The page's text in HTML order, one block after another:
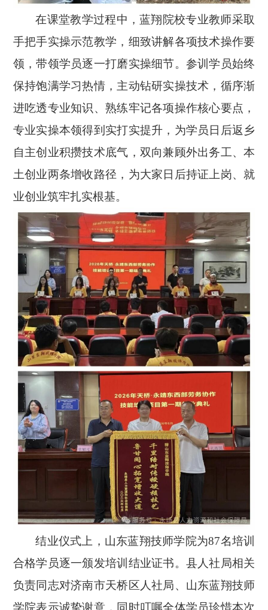
在课堂教学过程中，蓝翔院校专业教师采取
手把手实操示范教学，细致讲解各项技术操作要
领，带领学员逐一打磨实操细节。参训学员始终
保持饱满学习热情，主动钻研实操技术，循序渐
进吃透专业知识、熟练牢记各项操作核心要点，
专业实操本领得到实打实提升，为学员日后返乡
自主创业积攒技术底气，双向兼顾外出务工、本
土创业两条增收路径，为大家日后持证上岗、就
业创业筑牢扎实根基。
结业仪式上，山东蓝翔技师学院为87名培训
合格学员逐一颁发培训结业证书。县人社局相关
负责同志对济南市天桥区人社局、山东蓝翔技师
学院表示诚挚谢意，同时叮嘱全体学员珍惜本次